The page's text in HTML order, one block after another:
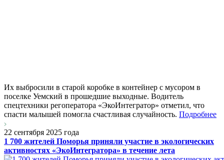
Их выбросили в старой коробке в контейнер с мусором в
поселке Уемский в прошедшие выходные. Водитель
спецтехники регоператора «ЭкоИнтегратор» отметил, что
спасти малышей помогла счастливая случайность. Подробнее
22 сентября 2025 года
1 700 жителей Поморья приняли участие в экологических
активностях «ЭкоИнтегратора» в течение лета